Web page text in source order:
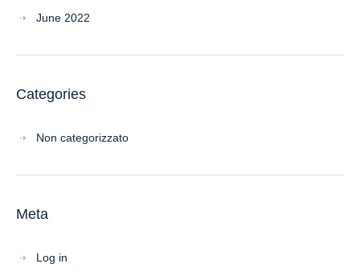
June 2022
Categories
Non categorizzato
Meta
Log in